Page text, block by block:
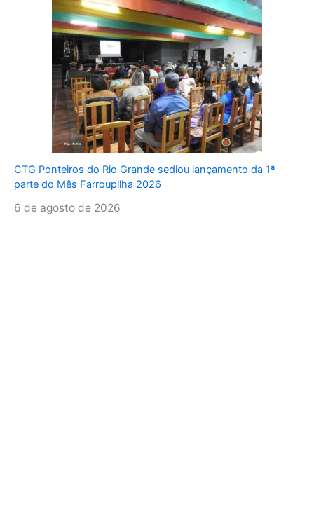
CTG Ponteiros do Rio Grande sediou lançamento da 1ª
parte do Mês Farroupilha 2026
6 de agosto de 2026